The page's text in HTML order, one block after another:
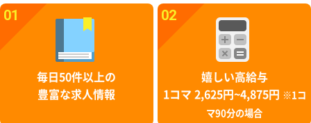
01
毎日50件以上の
豊富な求人情報
02
嬉しい高給与
1コマ 2,625円~4,875円
※1コ
マ90分の場合